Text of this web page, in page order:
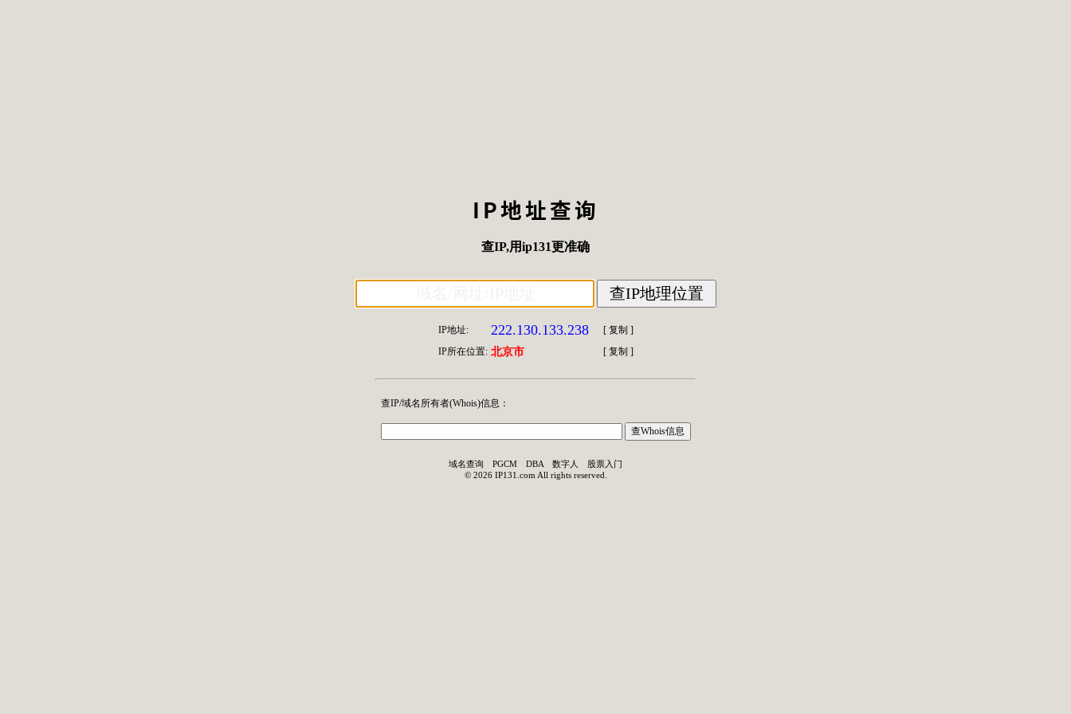
IP地址查询
查IP,用ip131更准确
IP地址: 222.130.133.238 [ 复制 ]
IP所在位置: 北京市 [ 复制 ]
查IP/域名所有者(Whois)信息：
域名查询 PGCM DBA 数字人
股票入门
© 2026 IP131.com All rights reserved.